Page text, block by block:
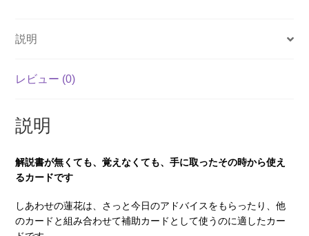
説明
レビュー (0)
説明
解説書が無くても、覚えなくても、手に取ったその時から使え
るカードです
しあわせの蓮花は、さっと今日のアドバイスをもらったり、他
のカードと組み合わせて補助カードとして使うのに適したカー